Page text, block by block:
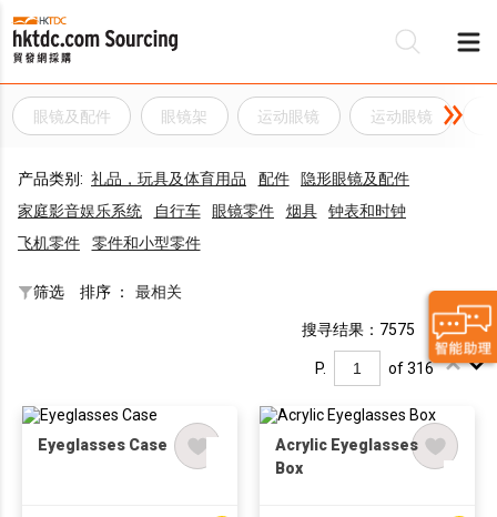
眼镜及配件 眼镜架 运动眼镜 运动眼镜
产品类别: 礼品，玩具及体育用品 配件
隐形眼镜及配件
家庭影音娱乐系统
自行车 眼镜零件 烟具
钟表和时钟
飞机零件
零件和小型零件
筛选 排序 ： 最相关
搜寻结果：7575
P. of 316
Eyeglasses Case
Acrylic Eyeglasses
Box